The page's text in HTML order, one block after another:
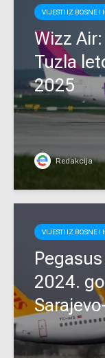
VIJESTI IZ BOSNE I
Wizz
Tuzla
2025
Redakcija
VIJESTI IZ BOSNE I
2024.